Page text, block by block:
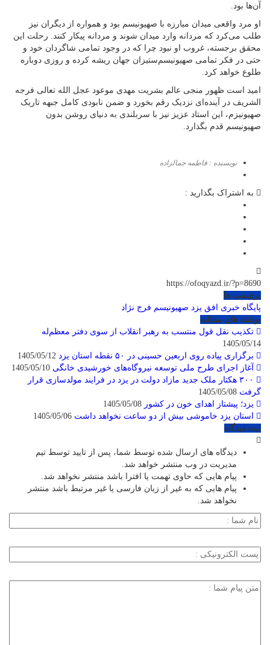
آن‌ها بود.
او مرد واقعی میدان مبارزه با صهیونیسم بود و همواره از دیگران نیز
طلب می‌کرد که مردانه وارد میدان شوند و مردانه پیکار کنند. رحلت این
محقق برجسته، غروب او نبود چرا که در وجود تمامی شاگردان خود و
حتی در فکر تمامی صهیونیسم‌ستیزان جهان ریشه کرده و روزی دوباره
طلوع خواهد کرد.
امید است ظهور منجی عالم بشریت مهدی موعود عجل‌ الله‌ تعالی‌ فرجه‌
الشریف در آینده‌ای نزدیک رقم بخورد و ضمن نابودی کامل جبهه تاریک
صهیونیزم، این استاد عزیز نیز با سربلندی به دنیای روشن بدون
صهیونیسم قدم بگذارد.
نویسنده : فاطمه جمالزاده
به اشتراک بگذارید :
https://ofoqyazd.ir/?p=8690
برچسب ها
پایگاه خبری افق یزد صهیونیسم فرج نژاد
نوشته های مشابه
تکذیب نقل قول منتسب به رهبر انقلاب از سوی دفتر معظم‌له
1405/05/14
برگزاری پیاده روی اربعین حسینی در ۵۰ نقطه استان یزد
آغاز اجرای طرح ملی توسعه نیروگاه‌های خورشیدی خانگی
۳۰۰ هکتار ملک جدید مازاد دولت در یزد در فرایند مولدسازی قرار
گرفت
یزد؛ پیشتاز اهدای خون در کشور
استان یزد خاموشی بیش از دو ساعت نخواهد داشت
ثبت دیدگاه
دیدگاه های ارسال شده توسط شما، پس از تایید توسط تیم
مدیریت در وب منتشر خواهد شد.
پیام هایی که حاوی تهمت یا افترا باشد منتشر نخواهد شد.
پیام هایی که به غیر از زبان فارسی یا غیر مرتبط باشد منتشر
نخواهد شد.